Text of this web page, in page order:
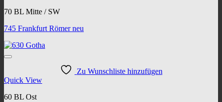
70 BL Mitte / SW
745 Frankfurt Römer neu
Zu Wunschliste hinzufügen
Quick View
60 BL Ost